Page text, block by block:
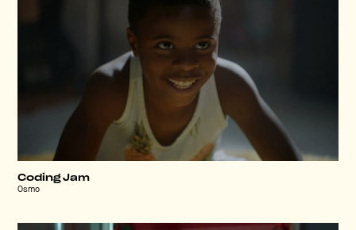
Coding Jam
Osmo